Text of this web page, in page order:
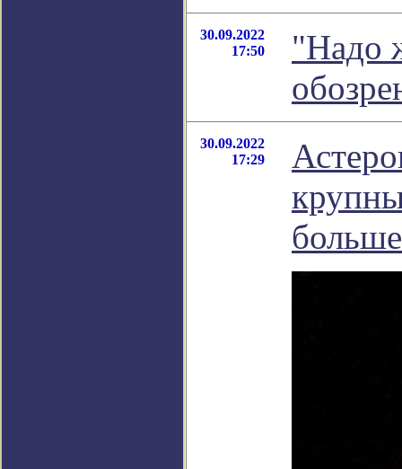
30.09.2022
17:50
"Надо
30.09.2022
17:29